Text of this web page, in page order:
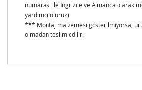
numarası ile İngilizce ve Almanca olarak
yardımcı oluruz)
*** Montaj malzemesi gösterilmiyorsa,
olmadan teslim edilir.